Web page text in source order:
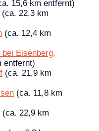
15,6 km entfernt)
(ca. 22,3 km
(ca. 12,4 km
Eisenberg,
entfernt)
(ca. 21,9 km
(ca. 11,8 km
(ca. 22,9 km